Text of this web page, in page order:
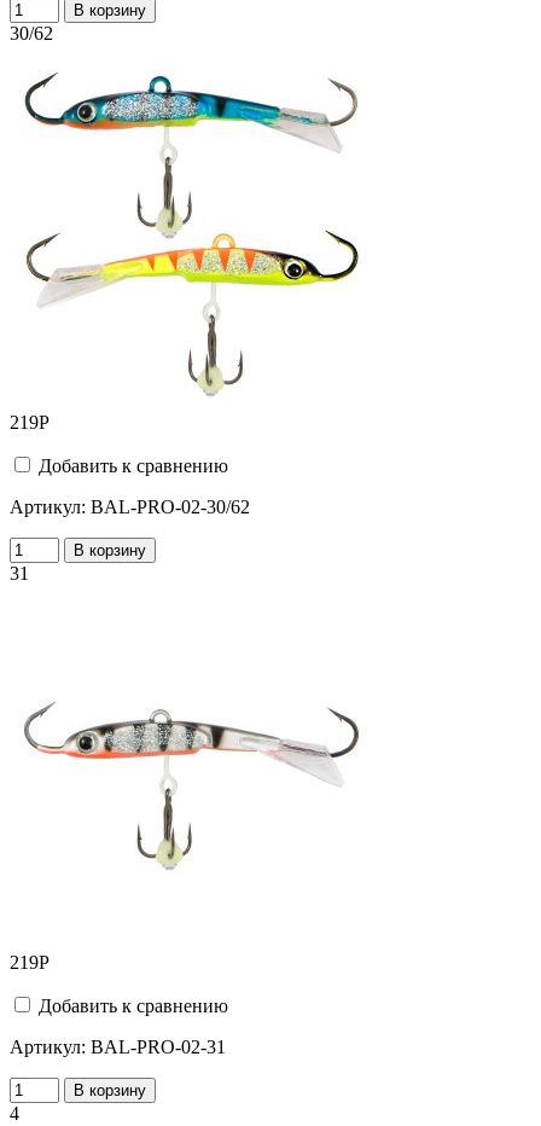
В корзину
30/62
219Р
Добавить к сравнению
Артикул: BAL-PRO-02-30/62
В корзину
31
219Р
Добавить к сравнению
Артикул: BAL-PRO-02-31
В корзину
4